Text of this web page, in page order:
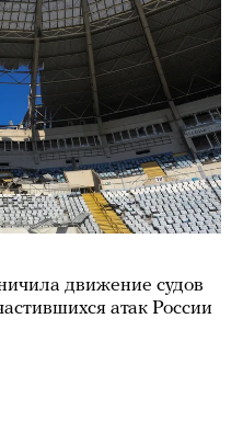
движение судов
атак России